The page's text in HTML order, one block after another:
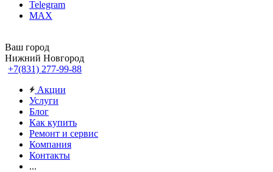
Telegram
MAX
Ваш город
Нижний Новгород
+7(831) 277-99-88
Акции
Услуги
Блог
Как купить
Ремонт и сервис
Компания
Контакты
...